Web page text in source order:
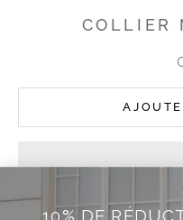
COLLIER
AJOUTER À
10% DE